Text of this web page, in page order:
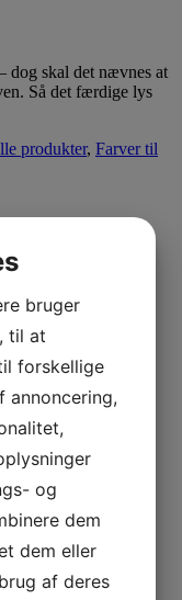
dog skal det nævnes at
Så det færdige lys
produkter, Farver til
bruger
til at
forskellige
annoncering,
og
dem
dem eller
af deres